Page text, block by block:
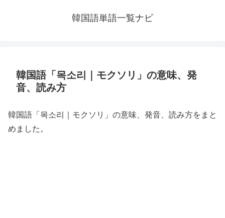
韓国語単語一覧ナビ
韓国語「목소리｜モクソリ」の意味、発
音、読み方
韓国語「목소리｜モクソリ」の意味、発音、読み方をまと
めました。